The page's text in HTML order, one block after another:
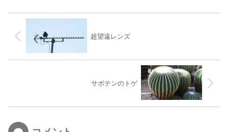
超望遠レンズ
サボテンのトゲ